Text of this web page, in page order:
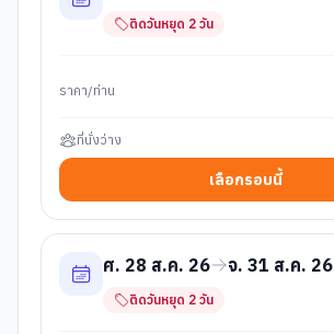
ติดวันหยุด 2 วัน
ราคา/ท่าน
ที่นั่งว่าง
เลือกรอบนี้
ศ. 28 ส.ค. 26 จ. 31 ส.ค. 26
ติดวันหยุด 2 วัน